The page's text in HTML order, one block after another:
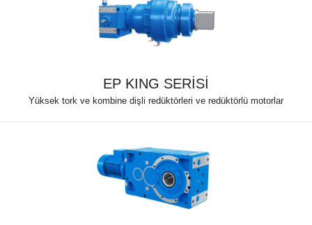
EP KING SERİSİ
Yüksek tork ve kombine dişli redüktörleri ve redüktörlü motorlar